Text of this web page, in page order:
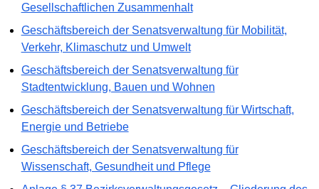
Gesellschaftlichen Zusammenhalt
Geschäftsbereich der Senatsverwaltung für Mobilität,
Verkehr, Klimaschutz und Umwelt
Geschäftsbereich der Senatsverwaltung für
Stadtentwicklung, Bauen und Wohnen
Geschäftsbereich der Senatsverwaltung für Wirtschaft,
Energie und Betriebe
Geschäftsbereich der Senatsverwaltung für
Wissenschaft, Gesundheit und Pflege